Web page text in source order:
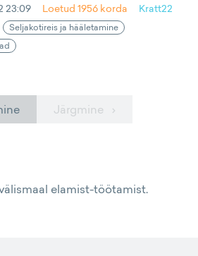
23:09 Loetud 1956 korda Kratt22
Seljakotireis ja hääletamine
Järgmine ›
elamist-töötamist.